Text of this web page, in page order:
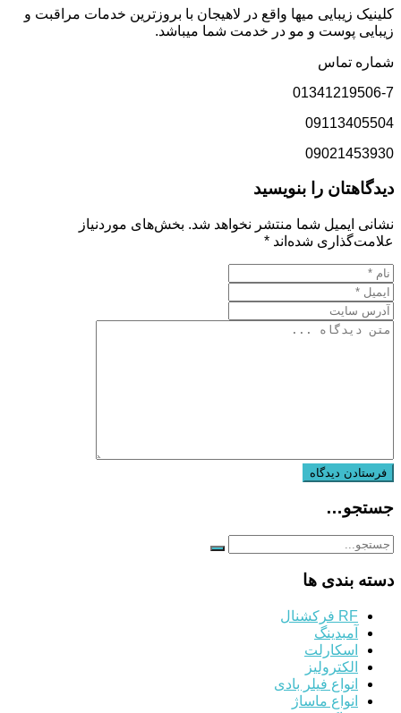
کلینیک زیبایی میها واقع در لاهیجان با بروزترین خدمات مراقبت و
زیبایی پوست و مو در خدمت شما میباشد.
شماره تماس
01341219506-7
09113405504
09021453930
دیدگاهتان را بنویسید
نشانی ایمیل شما منتشر نخواهد شد. بخش‌های موردنیاز
علامت‌گذاری شده‌اند *
جستجو…
دسته بندی ها
RF فرکشنال
آمبدینگ
اسکارلت
الکترولیز
انواع فیلر بادی
انواع ماساژ